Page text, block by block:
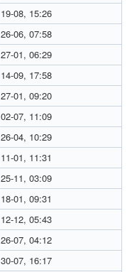
19-08, 15:26
26-06, 07:58
27-01, 06:29
14-09, 17:58
27-01, 09:20
02-07, 11:09
26-04, 10:29
11-01, 11:31
25-11, 03:09
18-01, 09:31
12-12, 05:43
26-07, 04:12
30-07, 16:17